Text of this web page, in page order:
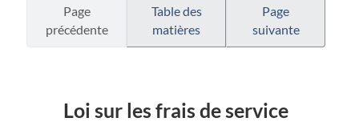
les
frais
de
sur
les
frais
frais
Page
précédente
Table des
matières
Page
suivante
Loi sur les frais de service